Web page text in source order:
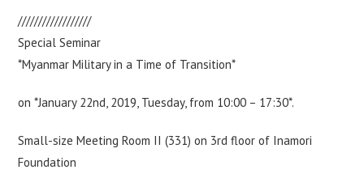
//////////////////
Special Seminar
*Myanmar Military in a Time of Transition*
on *January 22nd, 2019, Tuesday, from 10:00 – 17:30*.
Small-size Meeting Room II (331) on 3rd floor of Inamori
Foundation